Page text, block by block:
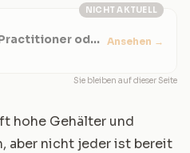
NICHT AKTUELL
oder
Ansehen →
Sie bleiben auf dieser Seite
hohe Gehälter und
aber nicht jeder ist bereit